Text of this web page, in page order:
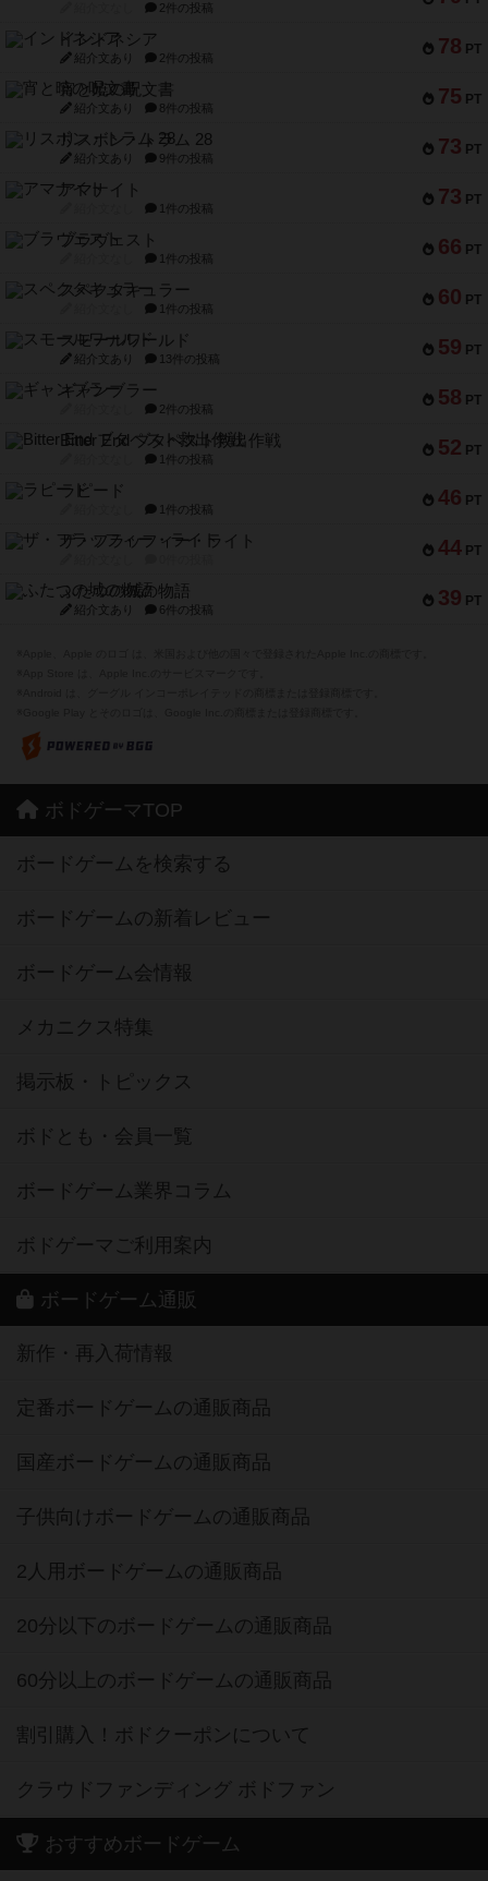
2件の投稿
78 PT
インドネシア
紹介文あり 2件の投稿
75 PT
宵と暁の呪文書
紹介文あり 8件の投稿
73 PT
リスボン・トラム 28
紹介文あり 9件の投稿
73 PT
アマナイト
1件の投稿
66 PT
ブラヴェスト
1件の投稿
60 PT
スペクタキュラー
1件の投稿
59 PT
スモールワールド
紹介文あり 13件の投稿
58 PT
ギャンブラー
2件の投稿
52 PT
Bitter End ブタペスト救出作戦
1件の投稿
46 PT
ラピード
1件の投稿
44 PT
ザ・フラッフィー・ライト
39 PT
ふたつの城の物語
紹介文あり 6件の投稿
ボドゲーマTOP
ボードゲームを検索する
ボードゲームの新着レビュー
ボードゲーム会情報
メカニクス特集
掲示板・トピックス
ボドとも・会員一覧
ボードゲーム業界コラム
ボドゲーマご利用案内
ボードゲーム通販
新作・再入荷情報
定番ボードゲームの通販商品
国産ボードゲームの通販商品
子供向けボードゲームの通販商品
2人用ボードゲームの通販商品
20分以下のボードゲームの通販商品
60分以上のボードゲームの通販商品
割引購入！ボドクーポンについて
クラウドファンディング ボドファン
おすすめボードゲーム